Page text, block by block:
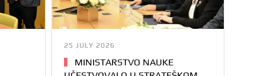
25 JULY 2026
MINISTARSTVO NAUKE